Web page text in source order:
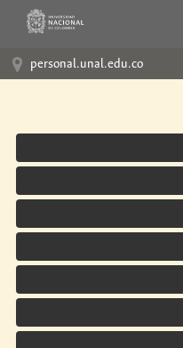
personal.unal.edu.co